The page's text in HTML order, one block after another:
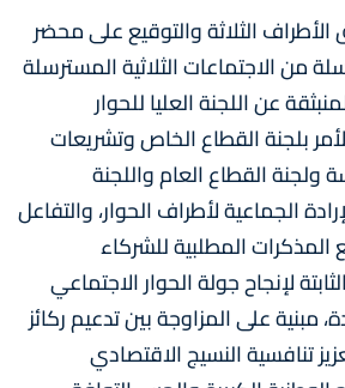
الأطراف الثلاثة والتوقيع على محضر
من الاجتماعات الثلاثية المسترسلة
عن اللجنة العليا للحوار
بلجنة القطاع الخاص وتشريعات
القطاع العام واللجنة
الجماعية لأطراف الحوار، والتفاعل
المطلبية للشركاء
لإنجاح جولة الحوار الاجتماعي
مبنية على المزاوجة بين تدعيم ركائز
تنافسية النسيج الاقتصادي